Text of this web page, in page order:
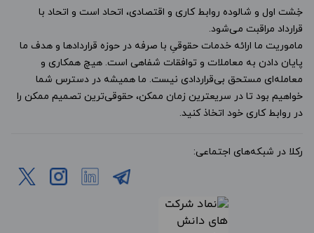
خِشت اول و شالوده روابط کاری و اقتصادی، اتحاد است و اتحاد با
قرارداد مراقبت می‌شود.
ماموریت ما ارائه خدمات حقوقیِ با صرفه در حوزه قراردادها و هدف ما
پایان دادن به معاملات و توافقات شفاهی است. هیچ همکاری و
معامله‌ای مستحق بی‌قراردادی نیست. ما همیشه در دسترس شما
خواهیم بود تا در سریعترین زمان ممکن، حقوقی‌ترین تصمیم ممکن را
در روابط کاری خود اتخاذ کنید.
رکلا در شبکه‌های اجتماعی: